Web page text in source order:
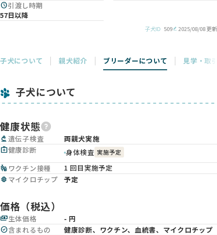
schedule引渡し時期
57日以降
子犬ID 509 2025/08/08 更新
子犬について 親犬紹介 ブリーダーについて 見学・取
子犬について
健康状態
biotech 遺伝子検査
両親犬実施
medical_services健康診断 身体検査 実施予定
vaccines ワクチン接種
1 回目実施予定
memory マイクロチップ 予定
価格（税込）
payments生体価格
- 円
check_circle含まれるもの
健康診断、ワクチン、血統書、マイクロチップ